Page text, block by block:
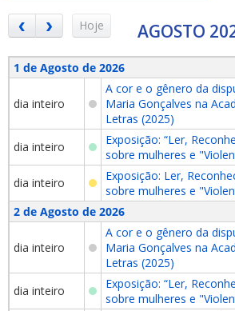
Hoje AGOSTO
1 de Agosto de 2026
dia inteiro
A cor e o gênero da
Maria Gonçalves na
Letras (2025)
dia inteiro
Exposição: “Ler,
sobre mulheres e
dia inteiro
Exposição: Ler,
sobre mulheres e
2 de Agosto de 2026
dia inteiro
A cor e o gênero da
Maria Gonçalves na
Letras (2025)
dia inteiro
Exposição: “Ler,
sobre mulheres e